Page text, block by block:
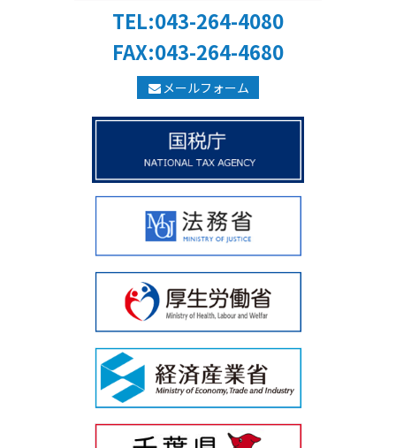
TEL:043-264-4080
FAX:043-264-4680
メールフォーム